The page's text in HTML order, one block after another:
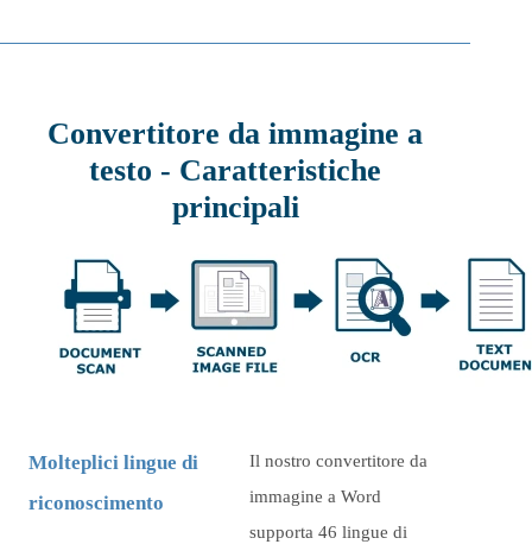
Convertitore da immagine a
testo - Caratteristiche
principali
Molteplici lingue di
riconoscimento
Il nostro convertitore da
immagine a Word
supporta 46 lingue di